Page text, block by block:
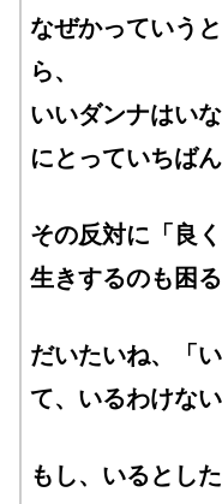
なぜかっていう
ら、
いいダンナはい
にとっていちばん
その反対に「良
生きするのも困る
だいたいね、「
て、いるわけない
もし、いるとし